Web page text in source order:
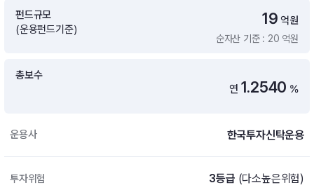
펀드규모
(운용펀드기준)
19 억원
순자산 기준 : 20 억원
총보수
연 1.2540 %
운용사 한국투자신탁운용
투자위험 3등급 (다소높은위험)
포트래빗 관리
미국 ETF 검색
ETF 비교
연금 ETF 검색
ETF트렌드 ETF 랭킹 · ETF 찾기 · 종목찾기
미국ETF테마
연금 펀드 검색
투자 라이브러리
ETF 처음투자
내맘대로 만들기